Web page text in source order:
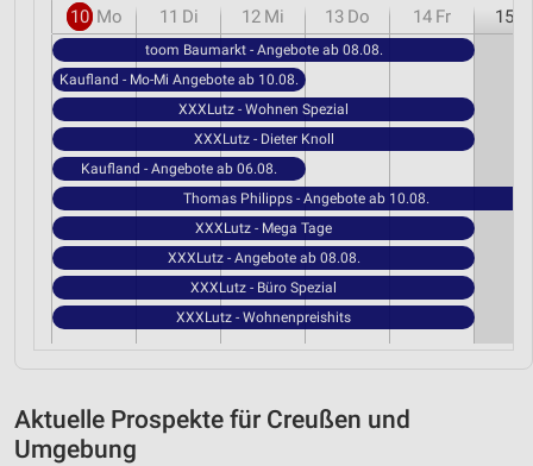
10 Mo 11 Di 12 Mi 13 Do 14 Fr 15
toom Baumarkt - Angebote ab 08.08.
Kaufland - Mo-Mi Angebote ab 10.08.
XXXLutz - Wohnen Spezial
XXXLutz - Dieter Knoll
Kaufland - Angebote ab 06.08.
Thomas Philipps - Angebote ab 10.08.
XXXLutz - Mega Tage
XXXLutz - Angebote ab 08.08.
XXXLutz - Büro Spezial
XXXLutz - Wohnenpreishits
Aktuelle Prospekte für Creußen und
Umgebung